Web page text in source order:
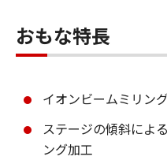
おもな特長
イオンビームミリン
ステージの傾斜によ
ング加工